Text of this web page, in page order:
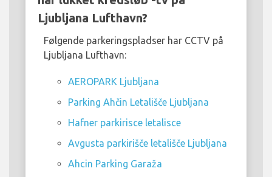
Ljubljana Lufthavn?
Følgende parkeringspladser har CCTV på
Ljubljana Lufthavn:
AEROPARK Ljubljana
Parking Ahčin Letališče Ljubljana
Hafner parkirisce letalisce
Avgusta parkirišče letališče Ljubljana
Ahcin Parking Garaža